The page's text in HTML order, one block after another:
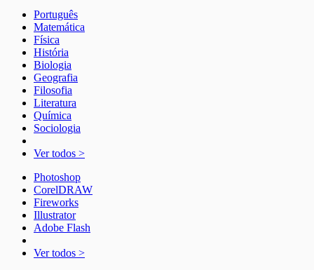
Português
Matemática
Física
História
Biologia
Geografia
Filosofia
Literatura
Química
Sociologia
Ver todos >
Photoshop
CorelDRAW
Fireworks
Illustrator
Adobe Flash
Ver todos >